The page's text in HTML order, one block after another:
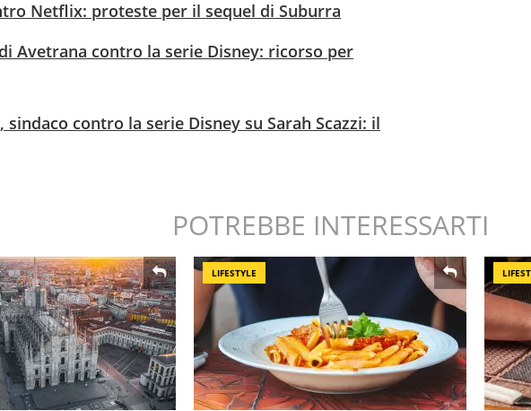
Netflix: proteste per il sequel di Suburra
Avetrana contro la serie Disney: ricorso per
sindaco contro la serie Disney su Sarah Scazzi: il
POTREBBE INTERESSARTI
LIFESTYLE